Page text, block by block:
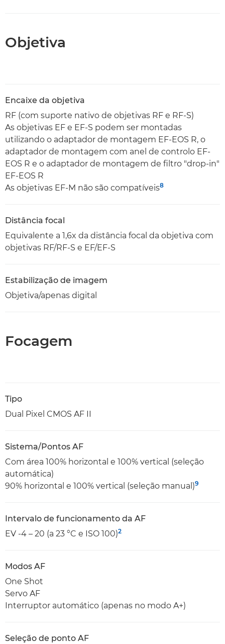
Objetiva
Encaixe da objetiva
RF (com suporte nativo de objetivas RF e RF-S)
As objetivas EF e EF-S podem ser montadas
utilizando o adaptador de montagem EF-EOS R, o
adaptador de montagem com anel de controlo EF-
EOS R e o adaptador de montagem de filtro "drop-in"
EF-EOS R
As objetivas EF-M não são compatíveis8
Distância focal
Equivalente a 1,6x da distância focal da objetiva com
objetivas RF/RF-S e EF/EF-S
Estabilização de imagem
Objetiva/apenas digital
Focagem
Tipo
Dual Pixel CMOS AF II
Sistema/Pontos AF
Com área 100% horizontal e 100% vertical (seleção
automática)
90% horizontal e 100% vertical (seleção manual)9
Intervalo de funcionamento da AF
EV -4 – 20 (a 23 °C e ISO 100)2
Modos AF
One Shot
Servo AF
Interruptor automático (apenas no modo A+)
Seleção de ponto AF